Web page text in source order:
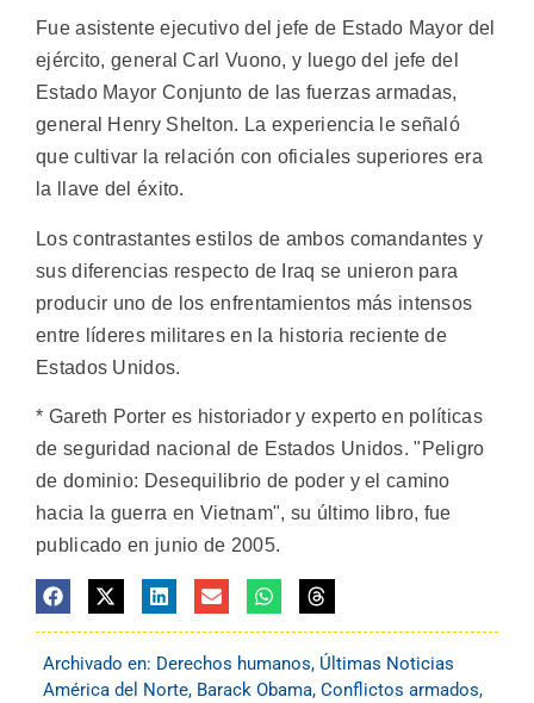
Fue asistente ejecutivo del jefe de Estado Mayor del
ejército, general Carl Vuono, y luego del jefe del
Estado Mayor Conjunto de las fuerzas armadas,
general Henry Shelton. La experiencia le señaló
que cultivar la relación con oficiales superiores era
la llave del éxito.
Los contrastantes estilos de ambos comandantes y
sus diferencias respecto de Iraq se unieron para
producir uno de los enfrentamientos más intensos
entre líderes militares en la historia reciente de
Estados Unidos.
* Gareth Porter es historiador y experto en políticas
de seguridad nacional de Estados Unidos. "Peligro
de dominio: Desequilibrio de poder y el camino
hacia la guerra en Vietnam", su último libro, fue
publicado en junio de 2005.
Archivado en: Derechos humanos, Últimas Noticias
América del Norte, Barack Obama, Conflictos armados,